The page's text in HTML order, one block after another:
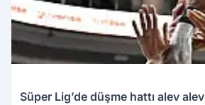
Süper Lig’de düşme hattı alev alev